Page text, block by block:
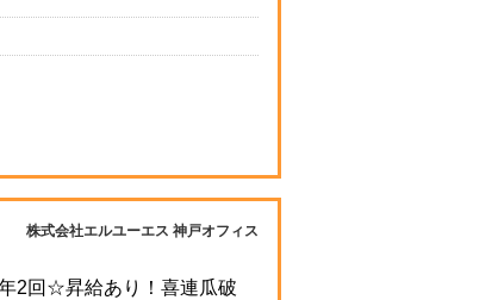
株式会社エルユーエス 神戸オフィス
2回☆昇給あり！喜連瓜破